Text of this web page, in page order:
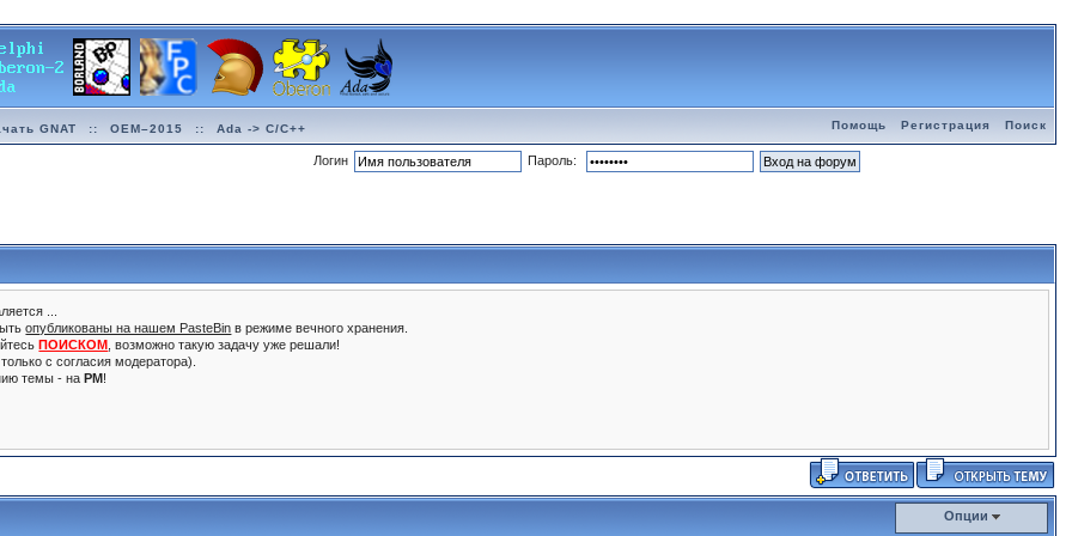
GNAT :: OEM–2015 :: Ada -> C/C++ Помощь Регистрация Поиск
Логин Пароль:
...
опубликованы на нашем PasteBin в режиме вечного хранения.
ПОИСКОМ , возможно такую задачу уже решали!
с согласия модератора).
темы - наPM!
Опции